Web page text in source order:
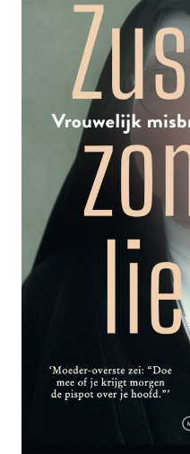
MOORDENAARS
VAN
DE
2-
JARIGE
PEUTER
JAMIE
BULGER?